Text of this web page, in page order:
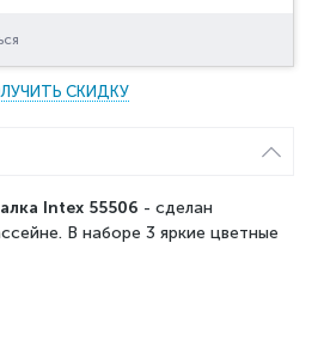
СКИДКУ
Intex 55506 - сделан
В наборе 3 яркие цветные